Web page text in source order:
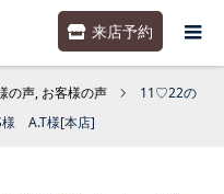
来店予約
の声, お客様の声
11♡22の
様 A.T様[本店]